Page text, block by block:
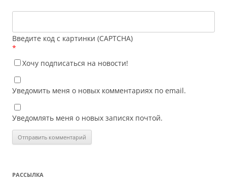
Введите код с картинки (CAPTCHA)
*
Хочу подписаться на новости!
Уведомить меня о новых комментариях по email.
Уведомлять меня о новых записях почтой.
РАССЫЛКА